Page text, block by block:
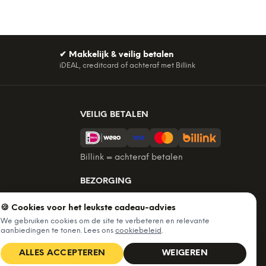
✔ Makkelijk & veilig betalen
iDEAL, creditcard of achteraf met Billink
VEILIG BETALEN
Billink = achteraf betalen
BEZORGING
Gratis verzending vanaf €60. Tot 365
dagen retourneren.
★ 4,7/5 uit 6.227beoordelingen
🍪 Cookies voor het leukste cadeau-advies
We gebruiken cookies om de site te verbeteren en relevante
aanbiedingen te tonen. Lees ons cookiebeleid.
ALLES ACCEPTEREN WEIGEREN